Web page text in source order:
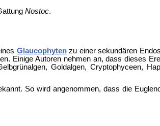
Nostoc.
Glaucophytenzu einer sekundären
Einige Autoren nehmen an, dass dieses
Goldalgen, Cryptophyceen,
So wird angenommen, dass die